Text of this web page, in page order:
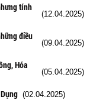
tính
(12.04.2025)
điều
(09.04.2025)
Hóa
(05.04.2025)
(02.04.2025)